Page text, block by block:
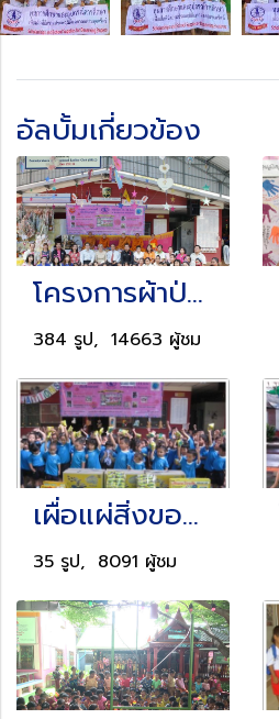
อัลบั้มเกี่ยวข้อง
โครงการผ้าป่าสามัคคี
384 รูป, 14663 ผู้ชม
เผื่อแผ่สิ่งของ & ปันน้ำใจ...ให้น้องตัวเล็กและผู้ยากไร้
35 รูป, 8091 ผู้ชม